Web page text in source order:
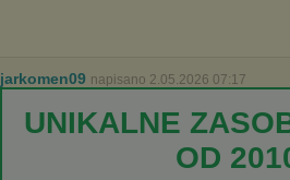
jarkomen09 napisano 2.05.2026 07:17
UNIKALNE
OD